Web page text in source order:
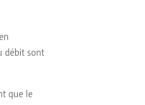
débit sont
que le